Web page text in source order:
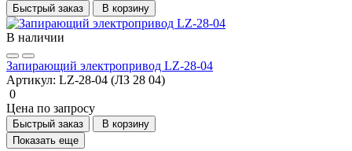
Быстрый заказ В корзину
В наличии
Запирающий электропривод LZ-28-04
Артикул: LZ-28-04 (ЛЗ 28 04)
0
Цена по запросу
Быстрый заказ
В корзину
Показать еще